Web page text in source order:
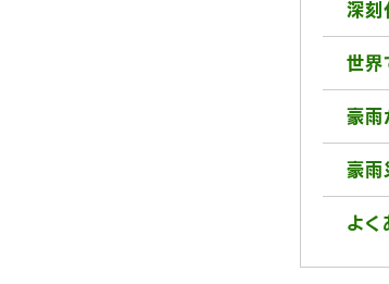
深刻
世界
豪雨
豪雨
よく